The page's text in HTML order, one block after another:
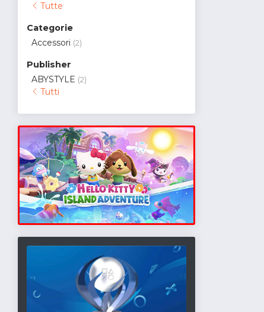
Tutte
Categorie
Accessori (2)
Publisher
ABYSTYLE (2)
Tutti